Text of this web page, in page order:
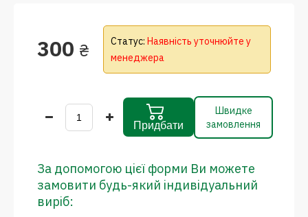
300 ₴ Статус: Наявність уточнюйте у
менеджера
Придбати
Швидке
замовлення
За допомогою цієї форми Ви можете
замовити будь-який індивідуальний
виріб: